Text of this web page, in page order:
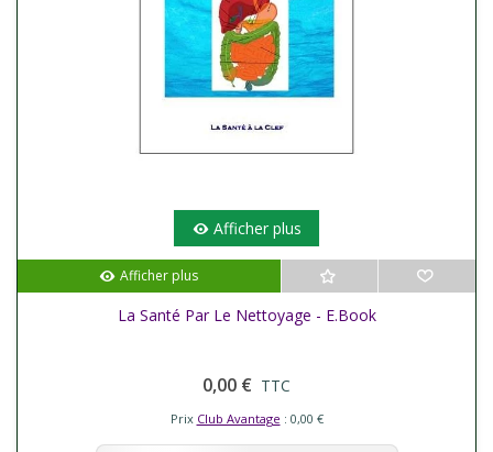
Afficher plus
Afficher plus
La Santé Par Le Nettoyage - E.Book
0,00 € TTC
Prix Club Avantage : 0,00 €